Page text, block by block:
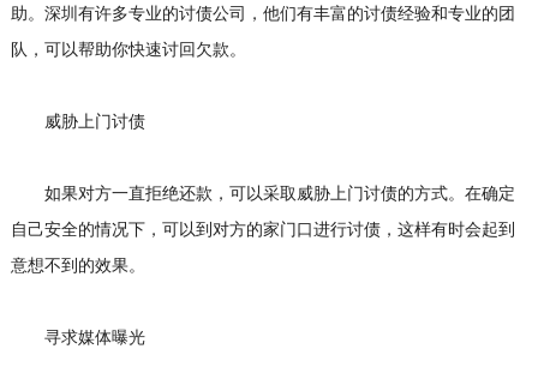
助。深圳有许多专业的讨债公司，他们有丰富的讨债经验和专业的团
队，可以帮助你快速讨回欠款。
威胁上门讨债
如果对方一直拒绝还款，可以采取威胁上门讨债的方式。在确定
自己安全的情况下，可以到对方的家门口进行讨债，这样有时会起到
意想不到的效果。
寻求媒体曝光